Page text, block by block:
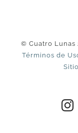
© Cuatro Lunas
Términos de
Sitio